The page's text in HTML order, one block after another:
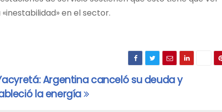
en el sector.
Argentina canceló su deuda y
la energía